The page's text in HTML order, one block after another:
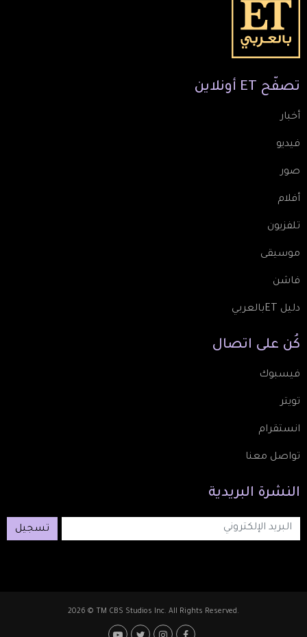
تصفّح ET أونلاين
أخبار
فيديو
صور
أفلام
تلفزيون
موسيقى
فاشن
دليل ETبالعربي
كُن على اتصال
فيسبوك
تويتر
انستقرام
تواصل معنا
النشرة البريدية
تسجيل
2026 © TM CBS Studios Inc. All Rights Reserved.
Footer: Social Media